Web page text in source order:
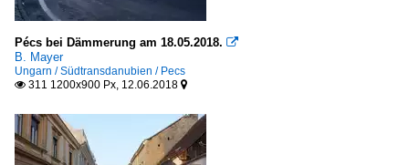
Pécs bei Dämmerung am 18.05.2018. 
B. Mayer
Ungarn / Südtransdanubien / Pecs
 311 1200x900 Px, 12.06.2018 